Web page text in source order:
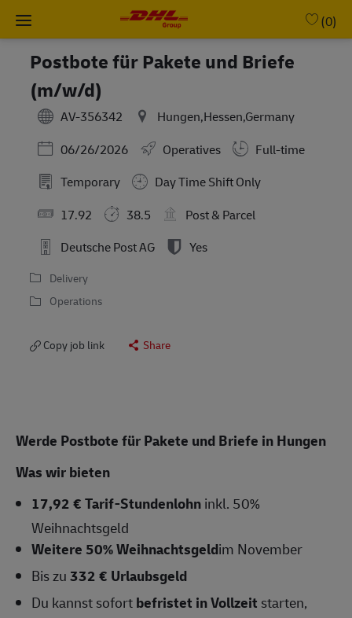
Skip to main content
(0)
Postbote für Pakete und Briefe
(m/w/d)
AV-356342
Hungen,Hessen,Germany
Posted Date
06/26/2026 Operatives
Full-time
Temporary
Day Time Shift Only
17.92
38.5
Post & Parcel
Deutsche Post AG
Yes
Delivery
Operations
Copy job link Share
Werde Postbote für Pakete und Briefe in Hungen
Was wir bieten
17,92 € Tarif-Stundenlohninkl. 50%
Weihnachtsgeld
Weitere 50% Weihnachtsgeldim November
Bis zu332 € Urlaubsgeld
Du kannst sofortbefristet in Vollzeit starten,